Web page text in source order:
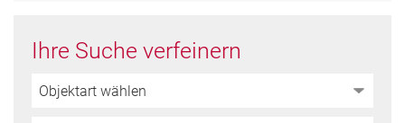
Ihre Suche verfeinern